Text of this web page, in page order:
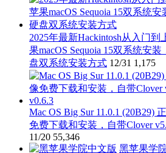
2025年最新Hackintosh从入门
果macOS Sequoia 15双系统安
盘双系统安装方式 12/31 1,175
Mac OS Big Sur 11.0.1 (20B29)
免费下载和安装，自带Clover
11/20 55,346
黑苹果学